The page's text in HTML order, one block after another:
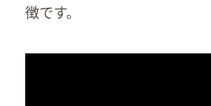
徴です。